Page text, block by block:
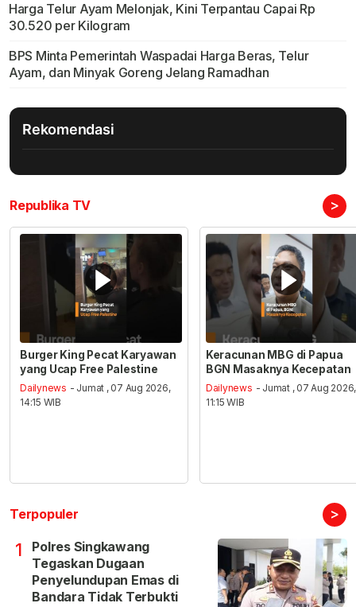
Harga Telur Ayam Melonjak, Kini Terpantau Capai Rp
30.520 per Kilogram
BPS Minta Pemerintah Waspadai Harga Beras, Telur
Ayam, dan Minyak Goreng Jelang Ramadhan
Rekomendasi
Republika TV >
Burger King Pecat Karyawan
yang Ucap Free Palestine
Dailynews - Jumat , 07 Aug 2026,
14:15 WIB
Keracunan MBG di Papua
BGN Masaknya Kecepatan
Dailynews - Jumat , 07 Aug 2026,
11:15 WIB
Terpopuler >
1
Polres Singkawang
Tegaskan Dugaan
Penyelundupan Emas di
Bandara Tidak Terbukti